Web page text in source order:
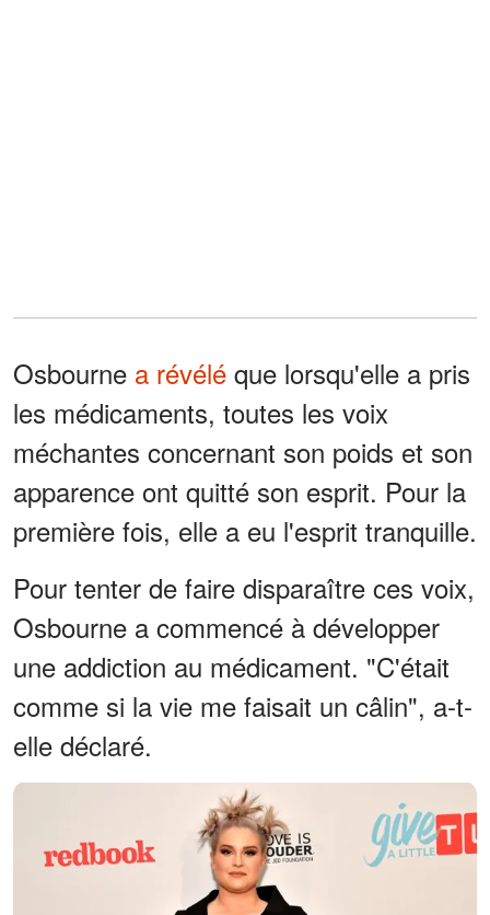
Osbourne a révélé que lorsqu'elle a pris
les médicaments, toutes les voix
méchantes concernant son poids et son
apparence ont quitté son esprit. Pour la
première fois, elle a eu l'esprit tranquille.
Pour tenter de faire disparaître ces voix,
Osbourne a commencé à développer
une addiction au médicament. "C'était
comme si la vie me faisait un câlin", a-t-
elle déclaré.